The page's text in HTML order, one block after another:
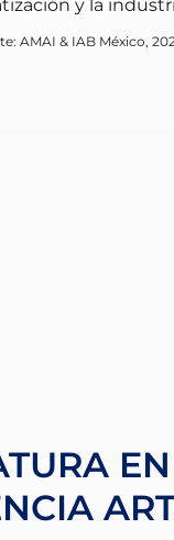
y la
AMAI & IAB México,